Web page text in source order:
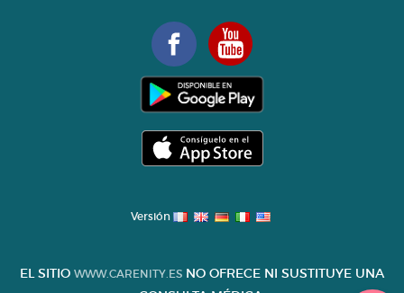
Versión
EL SITIO WWW.CARENITY.ES NO OFRECE NI SUSTITUYE UNA